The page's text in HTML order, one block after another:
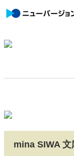
mina SIWA